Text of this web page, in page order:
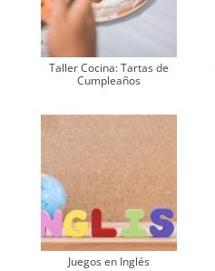
Taller Cocina: Tartas de
Cumpleaños
Juegos en Inglés